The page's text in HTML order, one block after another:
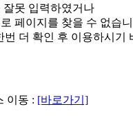
못 입력하였거나
페이지를 찾을 수 없습
더 확인 후 이용하시기
이동 : [바로가기]